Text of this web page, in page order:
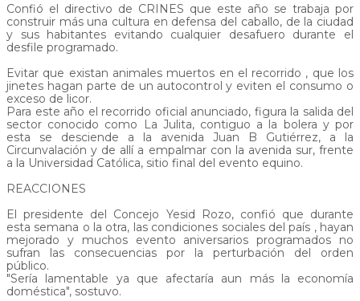
Confió el directivo de CRINES que este año se trabaja por
construir más una cultura en defensa del caballo, de la ciudad
y sus habitantes evitando cualquier desafuero durante el
desfile programado.
Evitar que existan animales muertos en el recorrido , que los
jinetes hagan parte de un autocontrol y eviten el consumo o
exceso de licor.
Para este año el recorrido oficial anunciado, figura la salida del
sector conocido como La Julita, contiguo a la bolera y por
esta se desciende a la avenida Juan B Gutiérrez, a la
Circunvalación y de allí a empalmar con la avenida sur, frente
a la Universidad Católica, sitio final del evento equino.
REACCIONES
El presidente del Concejo Yesid Rozo, confió que durante
esta semana o la otra, las condiciones sociales del país , hayan
mejorado y muchos evento aniversarios programados no
sufran las consecuencias por la perturbación del orden
público.
"Sería lamentable ya que afectaría aun más la economía
doméstica", sostuvo.